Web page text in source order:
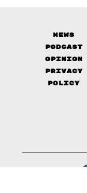
News
Podcast
Opinion
Privacy
Policy